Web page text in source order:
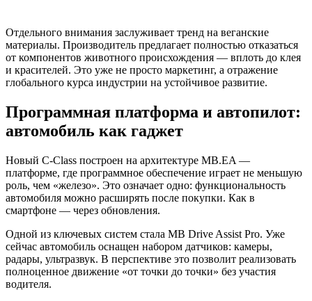
Отдельного внимания заслуживает тренд на веганские
материалы. Производитель предлагает полностью отказаться
от компонентов животного происхождения — вплоть до клея
и красителей. Это уже не просто маркетинг, а отражение
глобального курса индустрии на устойчивое развитие.
Программная платформа и автопилот:
автомобиль как гаджет
Новый C-Class построен на архитектуре MB.EA —
платформе, где программное обеспечение играет не меньшую
роль, чем «железо». Это означает одно: функциональность
автомобиля можно расширять после покупки. Как в
смартфоне — через обновления.
Одной из ключевых систем стала MB Drive Assist Pro. Уже
сейчас автомобиль оснащен набором датчиков: камеры,
радары, ультразвук. В перспективе это позволит реализовать
полноценное движение «от точки до точки» без участия
водителя.